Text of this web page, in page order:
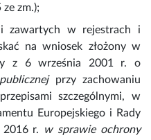
zm.);
zawartych w rejestrach i
na wniosek złożony w
z 6 września 2001 r. o
przy zachowaniu
szczególnymi, w
Europejskiego i Rady
r.
w sprawie ochrony